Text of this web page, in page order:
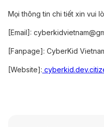
Mọi thông tin chi tiết xin vui
[Email]:
[Fanpage]: CyberKid
[Website]: